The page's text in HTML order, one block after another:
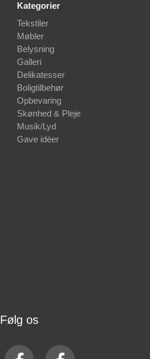
Kategorier
Tekstiler
Møbler
Belysning
Galleri
Delikatesser
Boligtilbehør
Opbevaring
Skønhed & Pleje
Musik/Lyd
Gave idéer
Følg os